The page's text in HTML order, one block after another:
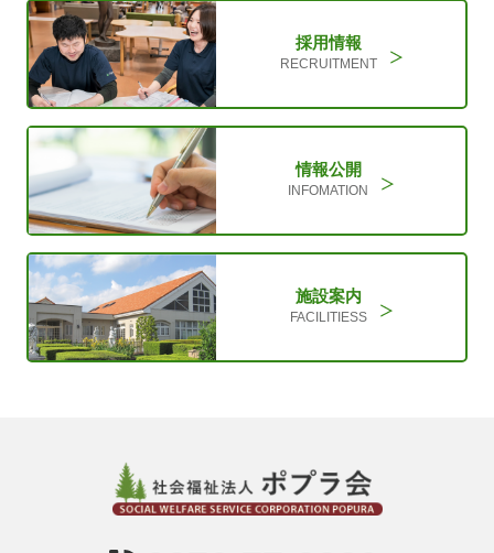
採用情報
RECRUITMENT
情報公開
INFOMATION
施設案内
FACILITIESS